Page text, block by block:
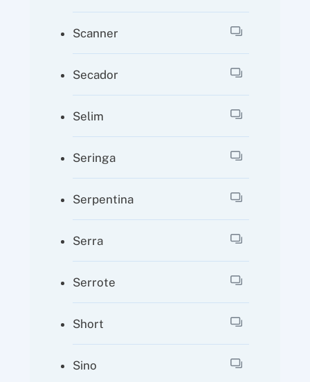
Scanner
Secador
Selim
Seringa
Serpentina
Serra
Serrote
Short
Sino